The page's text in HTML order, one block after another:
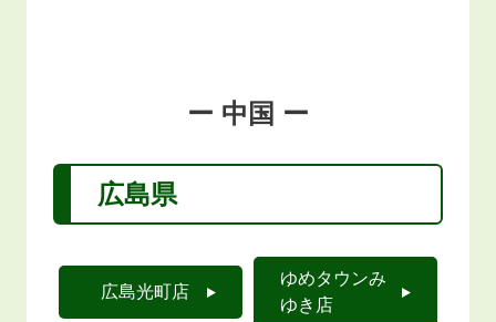
ー 中国 ー
広島県
広島光町店
ゆめタウンみ
ゆき店